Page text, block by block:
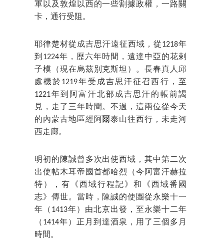
軍以及敦煌以西的一些割據政權，一路關
卡，通行受阻。
耶律楚材從成吉思汗遠征西域，從1218年
到1224年，歷六年時間，遠達中亞的花剌
子模（現在烏茲別克斯坦）。長春真人邱
處機於1219年受成吉思汗征召西行，至
1221年到阿富汗北部成吉思汗的帳前謁
見，走了三年時間。不過，這兩位從今天
的內蒙古地區經阿爾泰山往西行，未走河
西走廊。
明初的陳誠曾多次出使西域，其中第二次
出使帖木耳帝國首都哈烈（今阿富汗赫拉
特），有《西域行程記》和《西域番國
志》傳世。當時，陳誠的使團從永樂十一
年（1413年）由北京出發，至永樂十二年
（1414年）正月到達酒泉，用了三個多月
時間。